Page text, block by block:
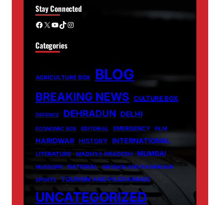
Stay Connected
Facebook X YouTube TikTok Instagram
Categories
AGRICULTURE BOX BLOG
BREAKING NEWS CULTURE BOX
DEFENCE DEHRADUN DELHI
ECONOMIC BOX EDITORIAL EMERGENCY FILM
HARIDWAR HISTORY INTERNATIONAL
LITERATURE MADHYA PRADESH MUMBAI
MUSSORIE NATIONAL
RELIGION AND PILGRIMAGE
SPORTS
TOURISM AND PILGRAMAGE
UNCATEGORIZED